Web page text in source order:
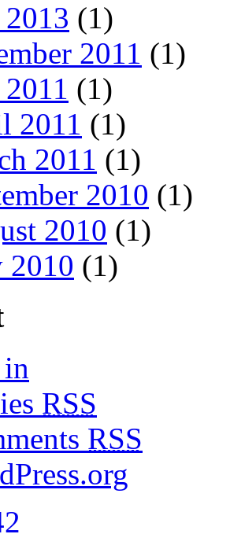
(1)
2011 (1)
(1)
2011 (1)
2011 (1)
2010 (1)
2010 (1)
2010 (1)
RSS
RSS